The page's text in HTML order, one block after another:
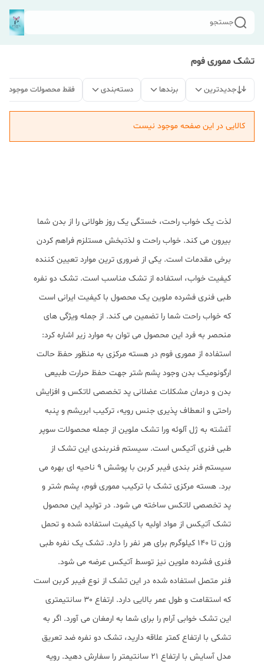
جستجو
تشک مموری فوم
جدیدترین برندها دسته‌بندی فقط محصولات موجود
کالایی در این صفحه موجود نیست
لذت یک خواب راحت، خستگی یک روز طولانی را از بدن شما
بیرون می کند. خواب راحت و لذتبخش مستلزم فراهم کردن
برخی مقدمات است. یکی از ضروری ترین موارد تعیین کننده
کیفیت خواب، استفاده از تشک مناسب است. تشک دو نفره
طبی فنری فشرده ملوین یک محصول با کیفیت ایرانی است
که خواب راحت شما را تضمین می کند. از جمله ویژگی های
منحصر به فرد این محصول می توان به موارد زیر اشاره کرد:
استفاده از مموری فوم در هسته مرکزی به منظور حفظ حالت
ارگونومیک بدن وجود پشم شتر جهت حفظ حرارت طبیعی
بدن و درمان مشکلات عضلانی پد تخصصی لاتکس و افزایش
راحتی و انعطاف پذیری جنس رویه، ترکیب ابریشم و پنبه
آغشته به ژل آلوئه ورا تشک ملوین از جمله محصولات سوپر
طبی فنری آتیکس است. سیستم فنربندی این تشک از
سیستم فنر بندی فیبر کربن با پوشش ۹ ناحیه ای بهره می
برد. هسته مرکزی تشک با ترکیب مموری فوم، پشم شتر و
پد تخصصی لاتکس ساخته می شود. در تولید این محصول
تشک آتیکس از مواد اولیه با کیفیت استفاده شده و تحمل
وزن تا ۱۴۰ کیلوگرم برای هر نفر را دارد. تشک یک نفره طبی
فنری فشرده ملوین نیز توسط آتیکس عرضه می شود.
فنر متصل استفاده شده در این تشک از نوع فیبر کربن است
که استقامت و طول عمر بالایی دارد. ارتفاع ۳۰ سانتیمتری
این تشک خوابی آرام را برای شما به ارمغان می آورد. اگر به
تشکی با ارتفاع کمتر علاقه دارید، تشک دو نفره ضد تعریق
مدل آسایش با ارتفاع ۲۱ سانتیمتر را سفارش دهید. رویه